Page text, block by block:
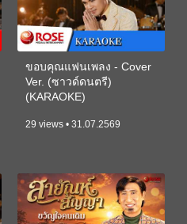
ขอบคุณแฟนเพลง - Cover
Ver. (ซาวด์ดนตรี)
(KARAOKE)
29 views • 31.07.2569